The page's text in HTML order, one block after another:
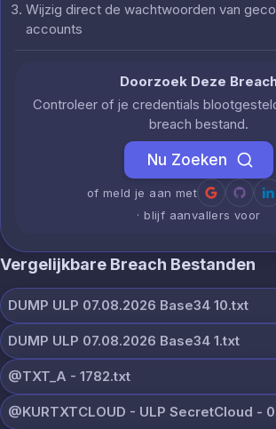
Wijzig direct de wachtwoorden van
accounts
Doorzoek Deze
Controleer of je credentials
breach bestand.
Nu Zoeken
of meld je aan met
· blijf aanvallers voor
Vergelijkbare Breach Bestanden
DUMP ULP 07.08.2026 Base34 10.txt
DUMP ULP 07.08.2026 Base34 1.txt
@TXT_A - 1782.txt